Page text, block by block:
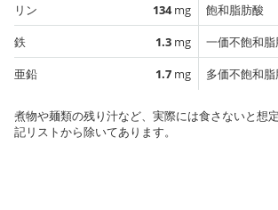
リン
134mg
鉄
1.3 mg
亜鉛
1.7 mg
飽和脂肪酸
一価不飽和脂
多価不飽和脂
煮物や麺類の残り汁など、実際には食さないと想
記リストから除いてあります。